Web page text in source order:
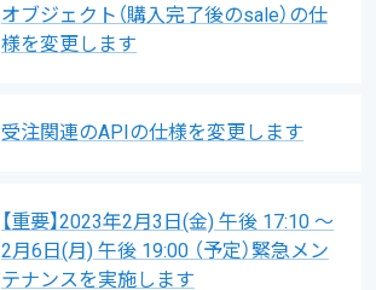
オブジェクト（購入完了後のsale）の仕
様を変更します
受注関連のAPIの仕様を変更します
【重要】2023年2月3日(金) 午後 17:10 ～
2月6日(月) 午後 19:00 （予定）緊急メン
テナンスを実施します